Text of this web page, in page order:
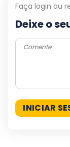
Deixe o
Faça login ou